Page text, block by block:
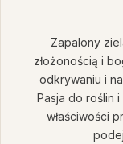
Zapalony
złożonością i
odkrywaniu i
Pasja do roślin
właściwości